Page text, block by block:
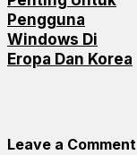
Pengguna
Windows Di
Eropa Dan Korea
Leave a Comment